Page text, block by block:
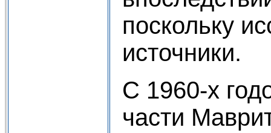
поскольку
источники.
С 1960-х
части